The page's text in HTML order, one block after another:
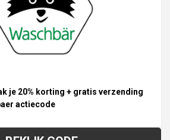
je 20% korting + gratis verzending
actiecode